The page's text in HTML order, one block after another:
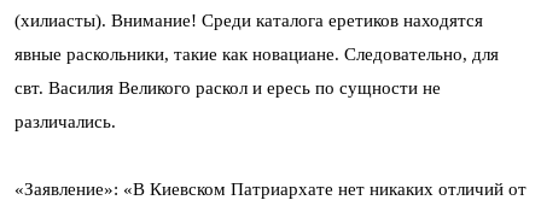
(хилиасты). Внимание! Среди каталога еретиков находятся
явные раскольники, такие как новациане. Следовательно, для
свт. Василия Великого раскол и ересь по сущности не
различались.
«Заявление»: «В Киевском Патриархате нет никаких отличий от